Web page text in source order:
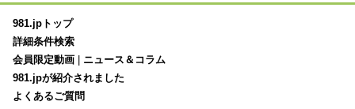
981.jpトップ
詳細条件検索
会員限定動画
ニュース＆コラム
981.jpが紹介されました
よくあるご質問